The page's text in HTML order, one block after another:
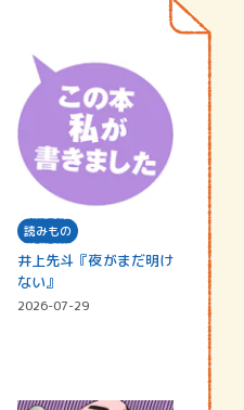
読みもの
井上先斗『夜がまだ明け
ない』
2026-07-29